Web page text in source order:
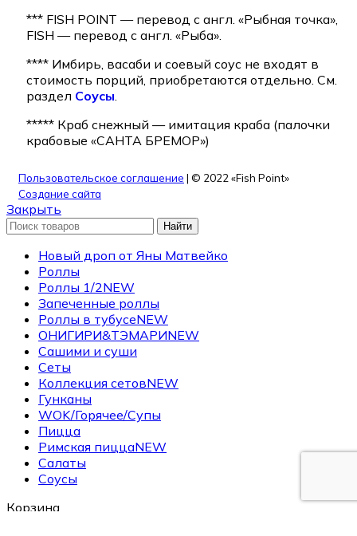
*** FISH POINT — перевод с англ. «Рыбная точка»,
FISH — перевод с англ. «Рыба».
**** Имбирь, васаби и соевый соус не входят в
стоимость порций, приобретаются отдельно. См.
раздел Соусы.
***** Краб снежный — имитация краба (палочки
крабовые «САНТА БРЕМОР»)
Пользовательское соглашение | © 2022 «Fish Point»
Создание сайта
Закрыть
Найти
Новый дроп от Яны Матвейко
Роллы
Роллы 1/2NEW
Запеченные роллы
Роллы в тубусеNEW
ОНИГИРИ&ТЭМАРИNEW
Сашими и суши
Сеты
Коллекция сетовNEW
Гунканы
WOK/Горячее/Супы
Пицца
Римская пиццаNEW
Салаты
Соусы
Корзина